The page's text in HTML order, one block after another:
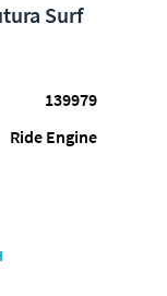
Surf
139979
Ride Engine